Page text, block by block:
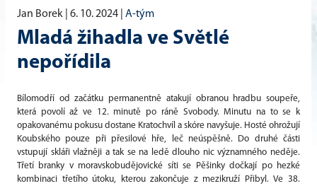
Jan Borek | 6. 10. 2024 A-tým
Mladá žihadla ve Světlé
nepořídila
Bílomodří od začátku permanentně atakují obranou hradbu soupeře,
která povolí až ve 12. minutě po ráně Svobody. Minutu na to se k
opakovanému pokusu dostane Kratochvíl a skóre navyšuje. Hosté ohrožují
Koubského pouze při přesilové hře, leč neúspěšně. Do druhé části
vstupují skláři vlažněji a tak se na ledě dlouho nic významného neděje.
Třetí branky v moravskobudějovické síti se Pěšinky dočkají po hezké
kombinaci třetího útoku, kterou zakončuje z mezikruží Přibyl. Ve 38.